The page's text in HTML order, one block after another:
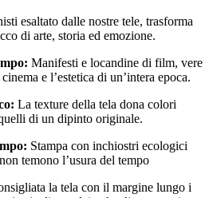
esaltato dalle nostre tele, trasforma
di arte, storia ed emozione.
Manifesti e locandine di film, vere
e l’estetica di un’intera epoca.
La texture della tela dona colori
di un dipinto originale.
Stampa con inchiostri ecologici
temono l’usura del tempo
la tela con il margine lungo i